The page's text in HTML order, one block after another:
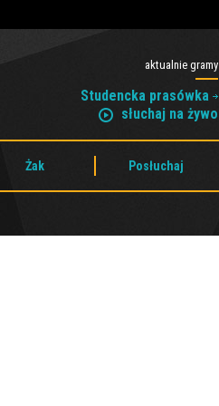
aktualnie gramy
Studencka prasówka
słuchaj na żywo
Żak Posłuchaj